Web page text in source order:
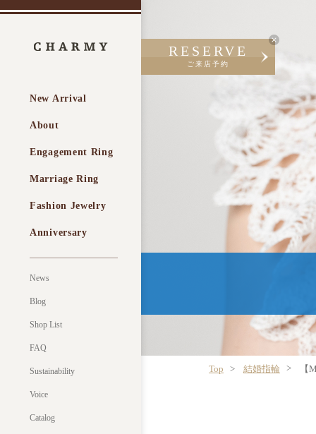
New Arrival
About
Engagement Ring
Marriage Ring
Fashion Jewelry
Anniversary
News
Blog
Shop List
FAQ
Sustainability
Voice
Catalog
RESERVE
ご来店予約
Top 結婚指輪 【